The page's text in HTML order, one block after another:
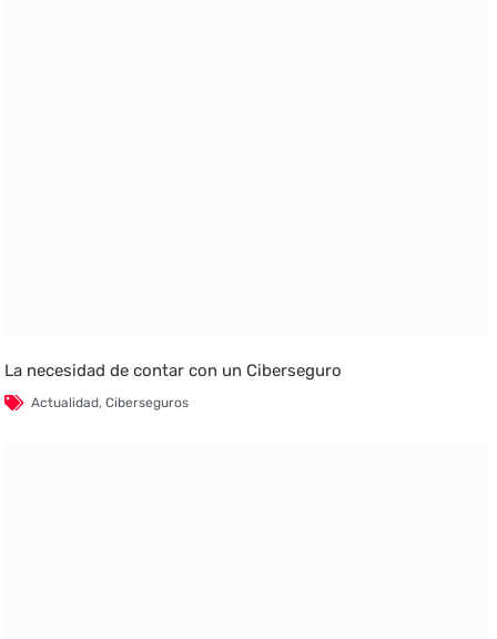
La necesidad de contar con un Ciberseguro
Actualidad,Ciberseguros